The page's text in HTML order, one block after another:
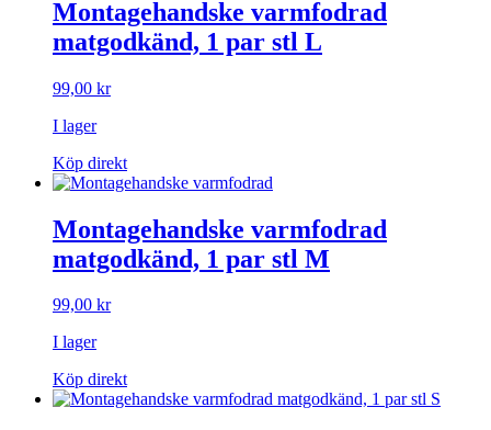
Montagehandske varmfodrad
matgodkänd, 1 par stl L
99,00 kr
I lager
Köp direkt
Montagehandske varmfodrad
matgodkänd, 1 par stl M
99,00 kr
I lager
Köp direkt